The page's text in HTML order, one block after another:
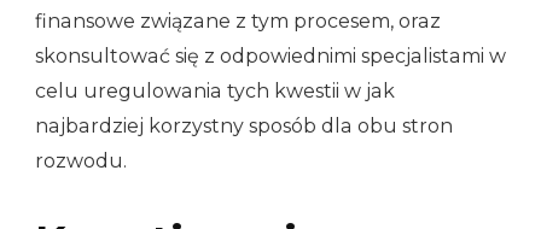
finansowe związane z tym procesem, oraz
skonsultować się z odpowiednimi specjalistami w
celu uregulowania tych kwestii w jak
najbardziej korzystny sposób dla obu stron
rozwodu.